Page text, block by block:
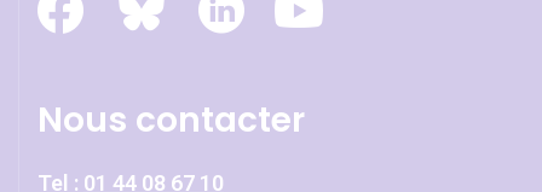
Nous contacter
Tel : 01 44 08 67 10